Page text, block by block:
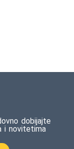
dobijajte
i novitetima